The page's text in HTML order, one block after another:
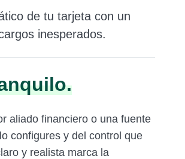
de tu tarjeta con un
inesperados.
aliado financiero o una fuente
configures y del control que
y realista marca la